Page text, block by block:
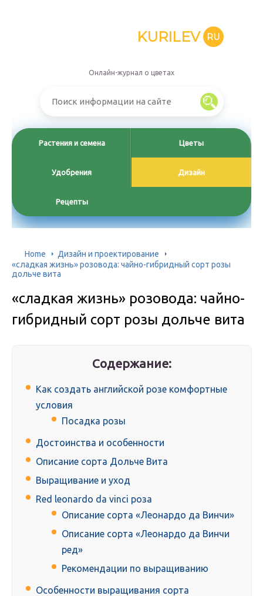
KURILEV RU
Онлайн-журнал о цветах
Растения и семена Цветы
Удобрения Дизайн
Рецепты
Home
Дизайн и проектирование
«сладкая жизнь» розовода: чайно-гибридный сорт розы
дольче вита
«сладкая жизнь» розовода: чайно-
гибридный сорт розы дольче вита
Содержание:
Как создать английской розе комфортные
условия
Посадка розы
Достоинства и особенности
Описание сорта Дольче Вита
Выращивание и уход
Red leonardo da vinci роза
Описание сорта «Леонардо да Винчи»
Описание сорта «Леонардо да Винчи
ред»
Рекомендации по выращиванию
Особенности выращивания сорта